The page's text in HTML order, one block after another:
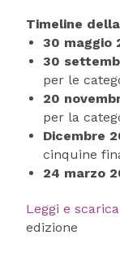
Timeline
30 maggio
30
per le
20
per la
Dicembre
cinquine
24 marzo
Leggi e
edizione